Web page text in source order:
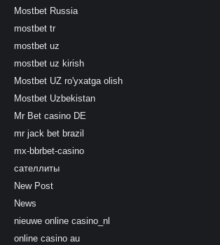
Mostbet Russia
mostbet tr
mostbet uz
mostbet uz kirish
Mostbet UZ ro'yxatga olish
Mostbet Uzbekistan
Mr Bet casino DE
mr jack bet brazil
mx-bbrbet-casino
сателлиты
New Post
News
nieuwe online casino_nl
online casino au